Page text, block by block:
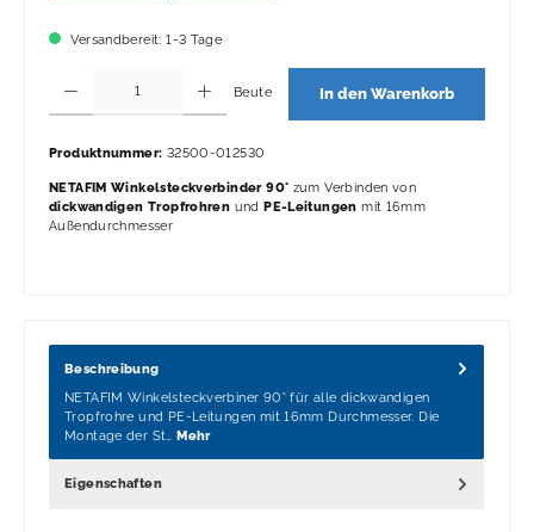
Versandbereit: 1-3 Tage
Beute In den Warenkorb
Produktnummer: 32500-012530
NETAFIM Winkelsteckverbinder 90° zum Verbinden von
dickwandigen Tropfrohren undPE-Leitungenmit 16mm
Außendurchmesser
Beschreibung
NETAFIM Winkelsteckverbiner 90° für alle dickwandigen
Tropfrohre und PE-Leitungen mit 16mm Durchmesser. Die
Montage der St…Mehr
Eigenschaften